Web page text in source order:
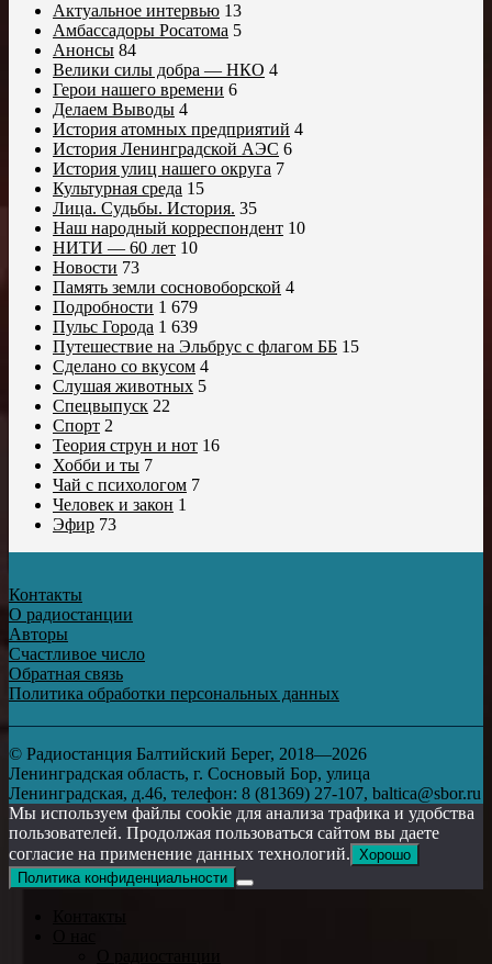
Актуальное интервью 13
Амбассадоры Росатома 5
Анонсы 84
Велики силы добра — НКО 4
Герои нашего времени 6
Делаем Выводы 4
История атомных предприятий 4
История Ленинградской АЭС 6
История улиц нашего округа 7
Культурная среда 15
Лица. Судьбы. История. 35
Наш народный корреспондент 10
НИТИ — 60 лет 10
Новости 73
Память земли сосновоборской 4
Подробности 1 679
Пульс Города 1 639
Путешествие на Эльбрус с флагом ББ 15
Сделано со вкусом 4
Слушая животных 5
Спецвыпуск 22
Спорт 2
Теория струн и нот 16
Хобби и ты 7
Чай с психологом 7
Человек и закон 1
Эфир 73
Контакты
О радиостанции
Авторы
Счастливое число
Обратная связь
Политика обработки персональных данных
© Радиостанция Балтийский Берег, 2018—2026
Ленинградская область, г. Сосновый Бор, улица
Ленинградская, д.46, телефон: 8 (81369) 27-107, baltica@sbor.ru
Мы используем файлы cookie для анализа трафика и удобства
пользователей. Продолжая пользоваться сайтом вы даете
согласие на применение данных технологий. Хорошо
Политика конфиденциальности